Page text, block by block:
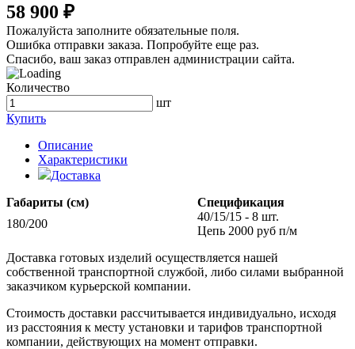
58 900 ₽
Пожалуйста заполните обязательные поля.
Ошибка отправки заказа. Попробуйте еще раз.
Спасибо, ваш заказ отправлен администрации сайта.
Количество
шт
Купить
Описание
Характеристики
Доставка
Габариты (см)
Спецификация
180/200
40/15/15 - 8 шт.
Цепь 2000 руб п/м
Доставка готовых изделий осуществляется нашей
собственной транспортной службой, либо силами выбранной
заказчиком курьерской компании.
Стоимость доставки рассчитывается индивидуально, исходя
из расстояния к месту установки и тарифов транспортной
компании, действующих на момент отправки.